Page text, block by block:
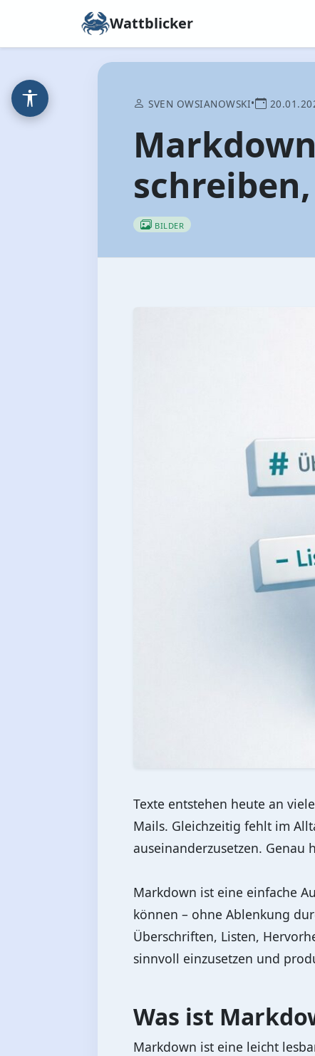
Wattblicker
SVEN OWSIANOWSKI•
BILDER
Texte entstehen heute an
Mails. Gleichzeitig fehlt im
auseinanderzusetzen. Genau
Markdown ist eine einfache
können – ohne Ablenkung
Überschriften, Listen,
sinnvoll einzusetzen und
Was ist
Markdown ist eine leicht